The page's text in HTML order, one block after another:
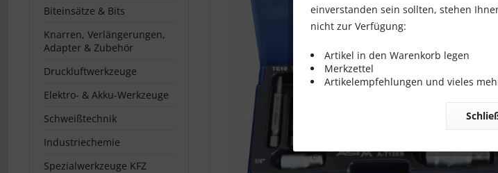
Biteinsätze & Bits
Knarren, Verlängerungen,
Adapter & Zubehör
Druckluftwerkzeuge
Elektro- & Akku-Werkzeuge
Schweißtechnik
Industriechemie
Spezialwerkzeuge KFZ
einverstanden sein sollten, stehen
nicht zur Verfügung:
Artikel in den Warenkorb legen
Merkzettel
Artikelempfehlungen und vieles